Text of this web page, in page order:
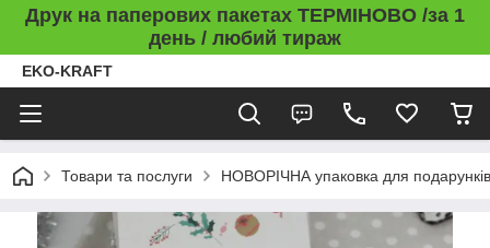
Друк на паперових пакетах ТЕРМІНОВО /за 1
день / любий тираж
EKO-KRAFT
Товари та послуги НОВОРІЧНА упаковка для подарунків